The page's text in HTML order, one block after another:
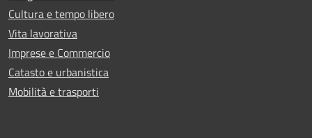
Cultura e tempo libero
Vita lavorativa
Imprese e Commercio
Catasto e urbanistica
Mobilità e trasporti